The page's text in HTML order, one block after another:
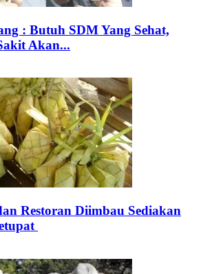
: Butuh SDM Yang Sehat,
Akan...
Restoran Diimbau Sediakan